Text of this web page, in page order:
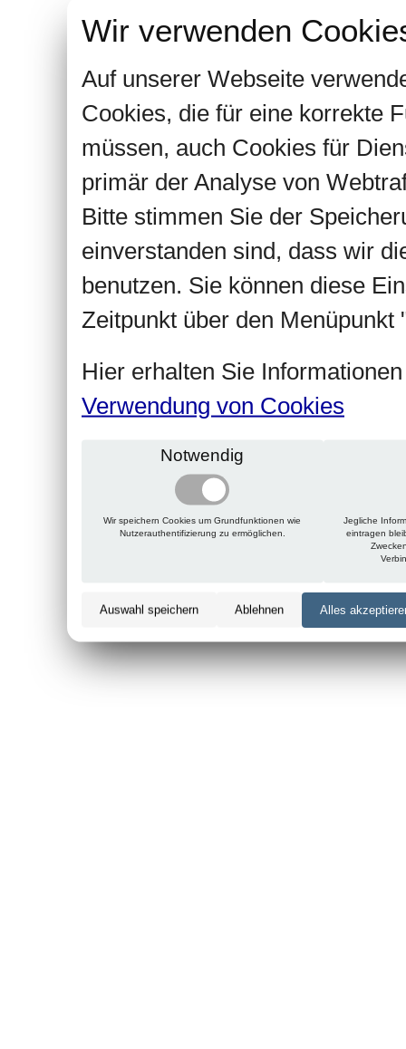
Wir verwenden
Auf unserer Webseite
Cookies, die für eine korrekte
müssen, auch Cookies für
primär der Analyse von
Bitte stimmen Sie der
einverstanden sind, dass wir
benutzen. Sie können diese
Zeitpunkt über den Menüpunkt
Hier erhalten Sie
Verwendung von Cookies
Notwendig
Wir speichern Cookies um Grundfunktionen wie
Nutzerauthentifizierung zu ermöglichen.
Jegliche
eintragen
Auswahl speichern Ablehnen Alles